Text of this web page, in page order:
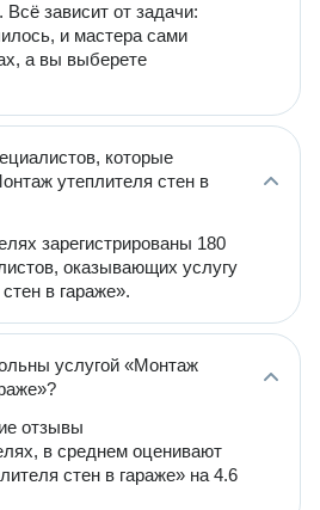
Всё зависит от задачи:
и мастера сами
а вы выберете
которые
утеплителя стен в
зарегистрированы 180
оказывающих услугу
в гараже».
услугой «Монтаж
отзывы
в среднем оценивают
стен в гараже» на 4.6